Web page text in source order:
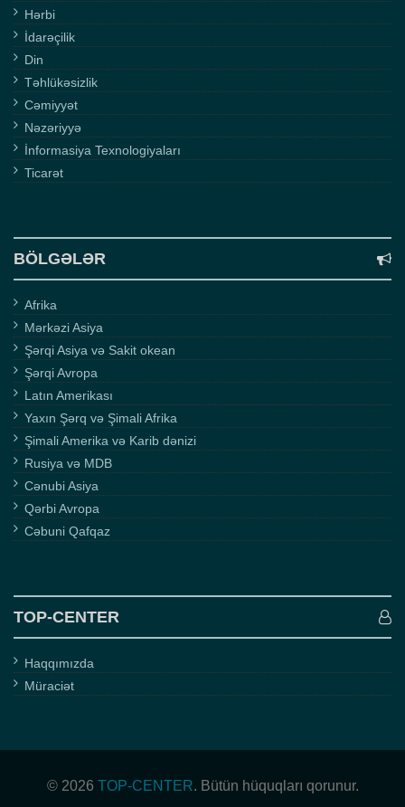
Hərbi
İdarəçilik
Din
Təhlükəsizlik
Cəmiyyət
Nəzəriyyə
İnformasiya Texnologiyaları
Ticarət
BÖLGƏLƏR
Afrika
Mərkəzi Asiya
Şərqi Asiya və Sakit okean
Şərqi Avropa
Latın Amerikası
Yaxın Şərq və Şimali Afrika
Şimali Amerika və Karib dənizi
Rusiya və MDB
Cənubi Asiya
Qərbi Avropa
Cəbuni Qafqaz
TOP-CENTER
Haqqımızda
Müraciət
© 2026 TOP-CENTER. Bütün hüquqları qorunur.